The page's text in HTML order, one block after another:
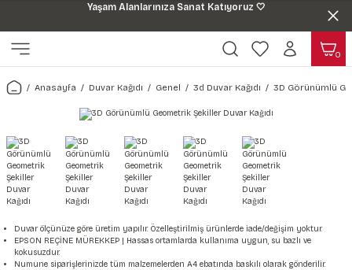
Yaşam Alanlarınıza Sanat Katıyoruz 🤍
Harita & Şehir Duvar Kağıdı
Türkiye Serisi Duvar Kağıdı
Şehir & Ülke Duvar Kağıdı
Duvar Kağıdı
Çiçek Duvar Kağıdı
Hayvan, Yaprak & Çiçek
Yaprak Desenli Duvar Kağıdı
Hayvan Duvar Kağıdı
Doğa & Manza Duvar Kağıdı
Manzara Duvar Kağıdı
Orman Duvar Kağıdı
Duvar Kağıdı
Tasarım & Sanatsal Duvar
Sanat Duvar Kağıdı
Geometrik Duvar Kağıdı
Araba Duvar Kağıdı
Sağlık Duvar Kağıdı
Ahşap, Mermer & Taş
Mermer Desenli Duvar Kağıdı
Taş Desenli Duvar Kağıdı
Ahşap Desenli Duvar Kağıdı
Beton Duvar Kağıdı
Kağıdı Stickeri
Setleri
0
Anasayfa Duvar Kağıdı Genel 3d Duvar Kağıdı 3D Görünümlü
Duvar ölçünüze göre üretim yapılır. Özelleştirilmiş ürünlerde iade/değişim yoktur.
EPSON REÇİNE MÜREKKEP | Hassas ortamlarda kullanıma uygun, su bazlı ve
kokusuzdur.
Numune siparişlerinizde tüm malzemelerden A4 ebatında baskılı olarak gönderilir.